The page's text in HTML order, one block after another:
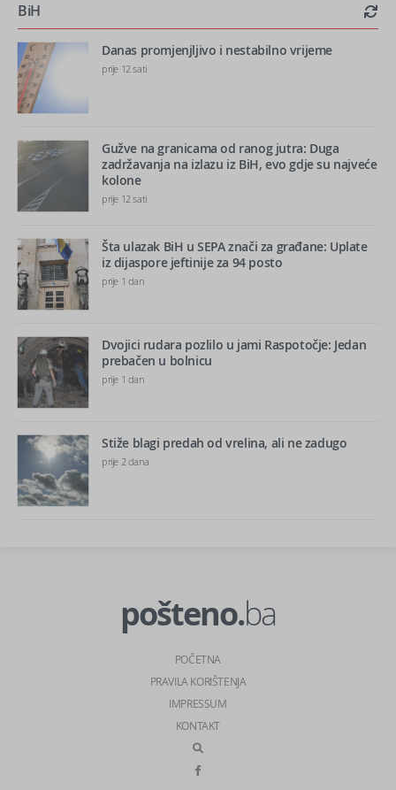
BiH
Danas promjenjljivo i nestabilno vrijeme
prije 12 sati
Gužve na granicama od ranog jutra: Duga
zadržavanja na izlazu iz BiH, evo gdje su najveće
kolone
prije 12 sati
Šta ulazak BiH u SEPA znači za građane: Uplate
iz dijaspore jeftinije za 94 posto
prije 1 dan
Dvojici rudara pozlilo u jami Raspotočje: Jedan
prebačen u bolnicu
prije 1 dan
Stiže blagi predah od vrelina, ali ne zadugo
prije 2 dana
pošteno.ba
POČETNA
PRAVILA KORIŠTENJA
IMPRESSUM
KONTAKT